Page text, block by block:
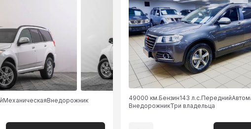
МеханическаяВнедорожник
49000 км.Бензин143 л.с.Передний
ВнедорожникТри владельца